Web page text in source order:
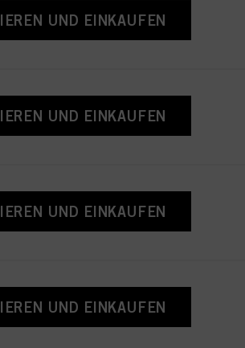
UND EINKAUFEN
UND EINKAUFEN
UND EINKAUFEN
UND EINKAUFEN